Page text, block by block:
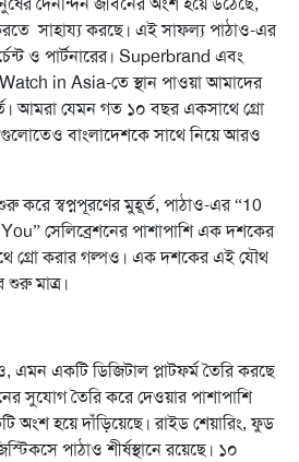
সাহায্য করছে। এই সাফল্য পাঠাও-এর
ও পার্টনারের। Superbrand এবং
in Asia-তে স্থান পাওয়া আমাদের
আমরা যেমন গত ১০ বছর একসাথে গ্রো
বাংলাদেশকে সাথে নিয়ে আরও
করে স্বপ্নপূরণের মুহূর্ত, পাঠাও-এর “10
সেলিব্রেশনের পাশাপাশি এক দশকের
গ্রো করার গল্পও। এক দশকের এই যৌথ
মাত্র।
এমন একটি ডিজিটাল প্লাটফর্ম তৈরি করছে
সুযোগ তৈরি করে দেওয়ার পাশাপাশি
অংশ হয়ে দাঁড়িয়েছে। রাইড শেয়ারিং, ফুড
পাঠাও শীর্ষস্থানে রয়েছে। ১০